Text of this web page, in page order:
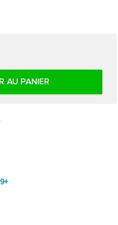
AU PANIER
9+